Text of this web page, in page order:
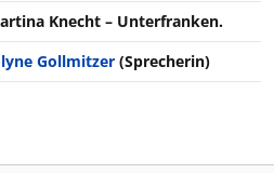
Knecht – Unterfranken.
Gollmitzer (Sprecherin)